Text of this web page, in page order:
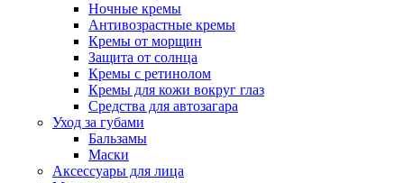
Ночные кремы
Антивозрастные кремы
Кремы от морщин
Защита от солнца
Кремы с ретинолом
Кремы для кожи вокруг глаз
Средства для автозагара
Уход за губами
Бальзамы
Маски
Аксессуары для лица